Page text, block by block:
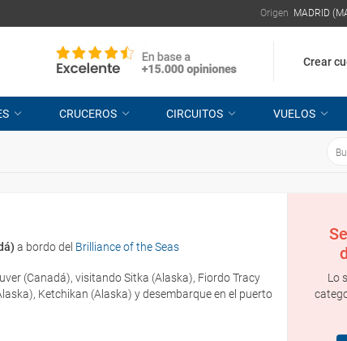
Origen MADRID
Crear
CRUCEROS CIRCUITOS VUELOS
a bordo del Brilliance of the Seas
(Canadá), visitando Sitka (Alaska), Fiordo Tracy
Ketchikan (Alaska) y desembarque en el puerto
Lo